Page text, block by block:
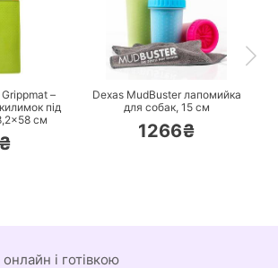
–
під
см
ПЕРЕЙТИ
Dexas MudBuster лапомийка
для собак, 15 см
1266₴
і готівкою